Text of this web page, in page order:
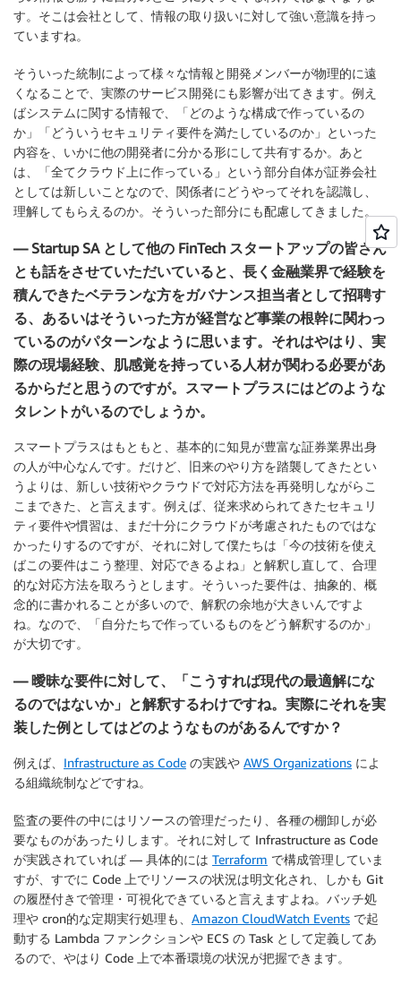
す。そこは会社として、情報の取り扱いに対して強い意識を持っ
ていますね。
そういった統制によって様々な情報と開発メンバーが物理的に遠
くなることで、実際のサービス開発にも影響が出てきます。例え
ばシステムに関する情報で、「どのような構成で作っているの
か」「どういうセキュリティ要件を満たしているのか」といった
内容を、いかに他の開発者に分かる形にして共有するか。あと
は、「全てクラウド上に作っている」という部分自体が証券会社
としては新しいことなので、関係者にどうやってそれを認識し、
理解してもらえるのか。そういった部分にも配慮してきました。
— Startup SA として他の FinTech スタートアップの皆さん
とも話をさせていただいていると、長く金融業界で経験を
積んできたベテランな方をガバナンス担当者として招聘す
る、あるいはそういった方が経営など事業の根幹に関わっ
ているのがパターンなように思います。それはやはり、実
際の現場経験、肌感覚を持っている人材が関わる必要があ
るからだと思うのですが。スマートプラスにはどのような
タレントがいるのでしょうか。
スマートプラスはもともと、基本的に知見が豊富な証券業界出身
の人が中心なんです。だけど、旧来のやり方を踏襲してきたとい
うよりは、新しい技術やクラウドで対応方法を再発明しながらこ
こまできた、と言えます。例えば、従来求められてきたセキュリ
ティ要件や慣習は、まだ十分にクラウドが考慮されたものではな
かったりするのですが、それに対して僕たちは「今の技術を使え
ばこの要件はこう整理、対応できるよね」と解釈し直して、合理
的な対応方法を取ろうとします。そういった要件は、抽象的、概
念的に書かれることが多いので、解釈の余地が大きいんですよ
ね。なので、「自分たちで作っているものをどう解釈するのか」
が大切です。
— 曖昧な要件に対して、「こうすれば現代の最適解にな
るのではないか」と解釈するわけですね。実際にそれを実
装した例としてはどのようなものがあるんですか？
例えば、 Infrastructure as Code の実践や AWS Organizations によ
る組織統制などですね。
監査の要件の中にはリソースの管理だったり、各種の棚卸しが必
要なものがあったりします。それに対して Infrastructure as Code
が実践されていれば — 具体的には Terraform で構成管理していま
すが、すでに Code 上でリソースの状況は明文化され、しかも Git
の履歴付きで管理・可視化できていると言えますよね。バッチ処
理や cron的な定期実行処理も、 Amazon CloudWatch Events で起
動する Lambda ファンクションや ECS の Task として定義してあ
るので、やはり Code 上で本番環境の状況が把握できます。